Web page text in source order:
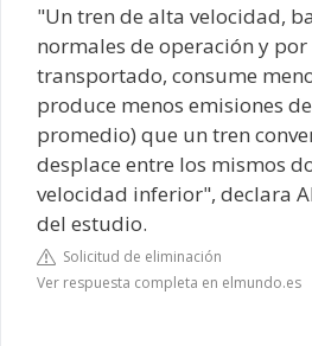
"Un tren de alta velocidad,
normales de operación y
transportado, consume
produce menos emisiones
promedio) que un tren
desplace entre los mismos
velocidad inferior", declara
del estudio.
Solicitud de eliminación
Ver respuesta completa en elmundo.es